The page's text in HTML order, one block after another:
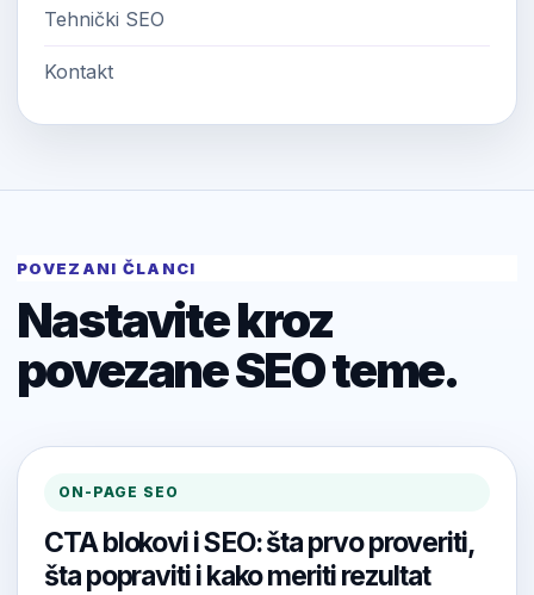
Tehnički SEO
Kontakt
POVEZANI ČLANCI
Nastavite kroz
povezane SEO teme.
ON-PAGE SEO
CTA blokovi i SEO: šta prvo proveriti,
šta popraviti i kako meriti rezultat